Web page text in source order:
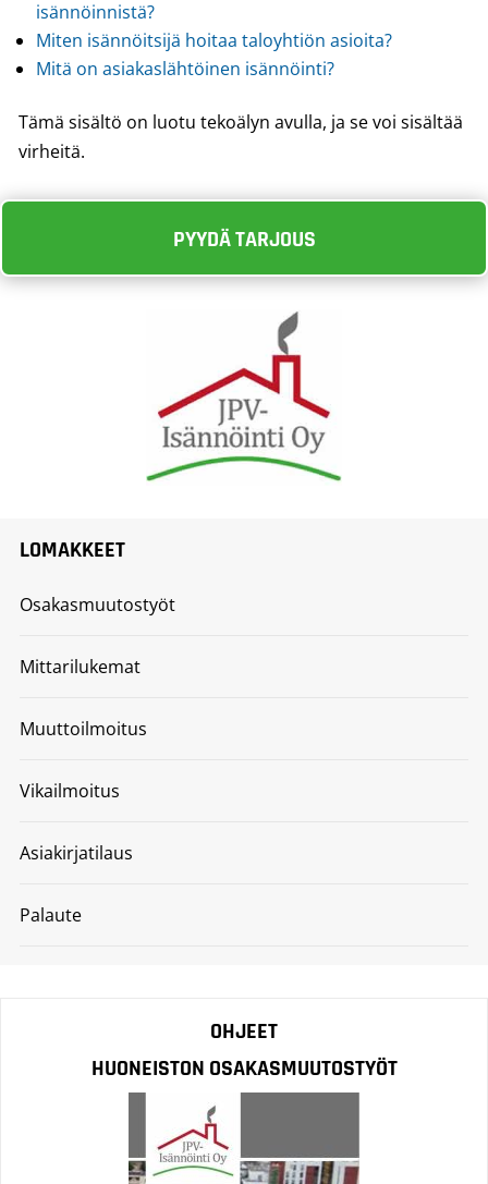
isännöinnistä?
Miten isännöitsijä hoitaa taloyhtiön asioita?
Mitä on asiakaslähtöinen isännöinti?
Tämä sisältö on luotu tekoälyn avulla, ja se voi sisältää
virheitä.
PYYDÄ TARJOUS
LOMAKKEET
Osakasmuutostyöt
Mittarilukemat
Muuttoilmoitus
Vikailmoitus
Asiakirjatilaus
Palaute
OHJEET
HUONEISTON OSAKASMUUTOSTYÖT